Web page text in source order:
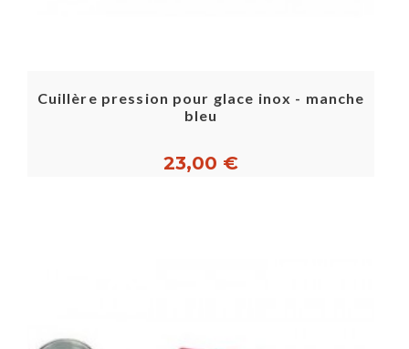
Cuillère pression pour glace inox - manche
bleu
23,00 €